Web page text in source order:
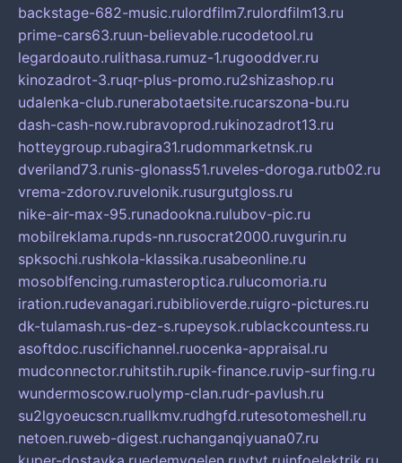
backstage-682-music.rulordfilm7.rulordfilm13.ru
prime-cars63.ruun-believable.rucodetool.ru
legardoauto.rulithasa.rumuz-1.rugooddver.ru
kinozadrot-3.ruqr-plus-promo.ru2shizashop.ru
udalenka-club.runerabotaetsite.rucarszona-bu.ru
dash-cash-now.rubravoprod.rukinozadrot13.ru
hotteygroup.rubagira31.rudommarketnsk.ru
dveriland73.runis-glonass51.ruveles-doroga.rutb02.ru
vrema-zdorov.ruvelonik.rusurgutgloss.ru
nike-air-max-95.runadookna.rulubov-pic.ru
mobilreklama.rupds-nn.rusocrat2000.ruvgurin.ru
spksochi.rushkola-klassika.rusabeonline.ru
mosoblfencing.rumasteroptica.rulucomoria.ru
iration.rudevanagari.rubiblioverde.ruigro-pictures.ru
dk-tulamash.rus-dez-s.rupeysok.rublackcountess.ru
asoftdoc.ruscifichannel.ruocenka-appraisal.ru
mudconnector.ruhitstih.rupik-finance.ruvip-surfing.ru
wundermoscow.ruolymp-clan.rudr-pavlush.ru
su2lgyoeucscn.ruallkmv.rudhgfd.rutesotomeshell.ru
netoen.ruweb-digest.ruchanganqiyuana07.ru